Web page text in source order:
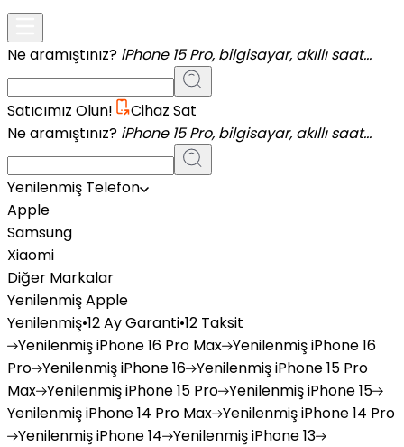
Ne aramıştınız? iPhone 15 Pro, bilgisayar, akıllı saat...
Satıcımız Olun!
Cihaz Sat
Ne aramıştınız? iPhone 15 Pro, bilgisayar, akıllı saat...
Yenilenmiş Telefon
Apple
Samsung
Xiaomi
Diğer Markalar
Yenilenmiş Apple
Yenilenmiş•12 Ay Garanti•12 Taksit
YenilenmişiPhone 16 Pro Max YenilenmişiPhone 16
Pro YenilenmişiPhone 16 YenilenmişiPhone 15 Pro
Max YenilenmişiPhone 15 Pro YenilenmişiPhone 15
YenilenmişiPhone 14 Pro Max YenilenmişiPhone 14 Pro
YenilenmişiPhone 14 YenilenmişiPhone 13